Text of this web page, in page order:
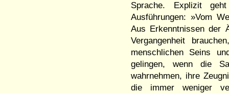
Sprache. Explizit
Ausführungen: »Vom
Aus Erkenntnissen der
Vergangenheit
menschlichen Seins
gelingen, wenn die
wahrnehmen, ihre
die immer weniger